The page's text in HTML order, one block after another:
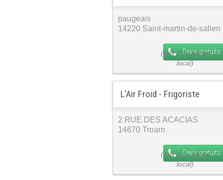
paugeais
14220 Saint-martin-de-sallen
Devis gratuits
L'Air Froid - Frigoriste
2 RUE DES ACACIAS
14670 Troarn
Devis gratuits